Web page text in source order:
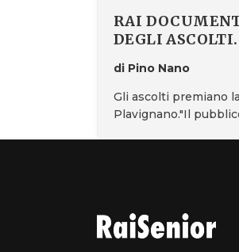
RAI
DEGLI ASCOLTI.
di Pino Nano
Gli ascolti premiano
Plavignano."Il